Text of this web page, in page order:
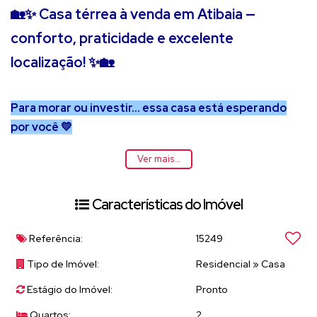
🏡✨ Casa térrea à venda em Atibaia —
conforto, praticidade e excelente
localização! ✨🏡
Para morar ou investir… essa casa está esperando
por você 💛
📍 Localizada no Parque das Nações, em uma região
✔️ Entre a Jerônimo de Camargo e Av. São João
✔️ Fácil acesso às rodovias Fernão Dias e Dom Pedro I
🚗
A casa está em rua plana, em região mista de
Ver mais...
Características do Imóvel
Referência:
15249
Tipo de Imóvel:
Residencial » Casa
Estágio do Imóvel:
Pronto